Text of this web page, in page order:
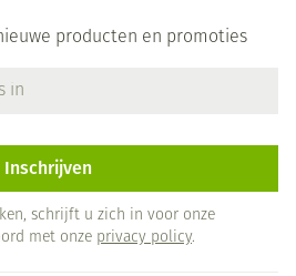
producten en promoties
Inschrijven
schrijft u zich in voor onze
met onze privacy policy.